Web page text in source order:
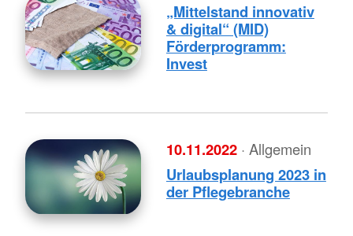
„Mittelstand innovativ
& digital“ (MID)
Förderprogramm:
Invest
10.11.2022 · Allgemein
Urlaubsplanung 2023 in
der Pflegebranche